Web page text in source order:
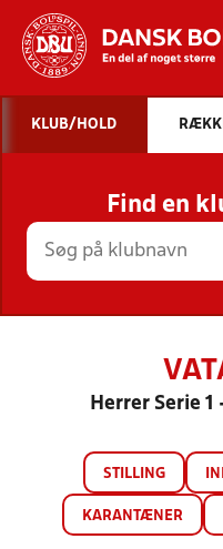
STILLINGER,
KLUB/HOLD
Find en
Herrer Serie
STILLING
KARANTÆNER